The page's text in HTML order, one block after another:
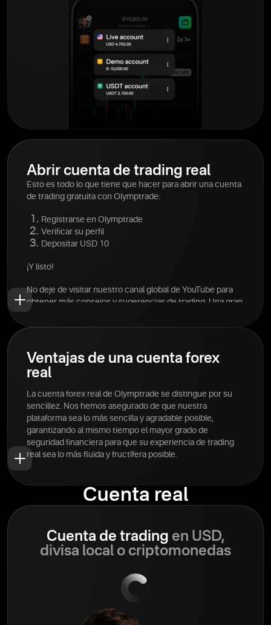
Abrir cuenta de trading real
Esto es todo lo que tiene que hacer para abrir una cuenta
de trading gratuita con Olymptrade:
Registrarse en Olymptrade
Verificar su perfil
Depositar USD 10
¡Y listo!
No deje de visitar nuestro canal global de YouTube para
obtener más consejos y sugerencias de trading. Una gran
de sus manos.
Ventajas de una cuenta forex
real
La cuenta forex real de Olymptrade se distingue por su
sencillez. Nos hemos asegurado de que nuestra
plataforma sea lo más sencilla y agradable posible,
garantizando al mismo tiempo el mayor grado de
seguridad financiera para que su experiencia de trading
real sea lo más fluida y fructífera posible.
Cuenta real
Cuenta de trading en USD,
divisa local o criptomonedas